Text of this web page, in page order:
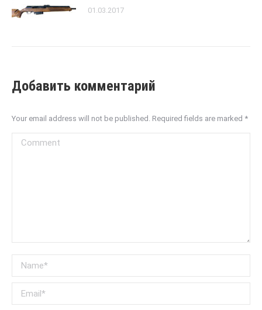
01.03.2017
Добавить комментарий
Your email address will not be published. Required fields are marked *
Comment
Name *
Email *